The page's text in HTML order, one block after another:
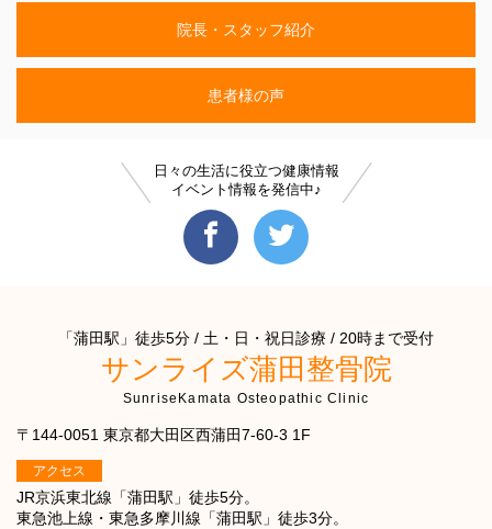
院長・スタッフ紹介
患者様の声
日々の生活に役立つ健康情報
イベント情報を発信中♪
「蒲田駅」徒歩5分 / 土・日・祝日診療 / 20時まで受付
サンライズ蒲田整骨院
SunriseKamata Osteopathic Clinic
〒144-0051 東京都大田区西蒲田7-60-3 1F
アクセス
JR京浜東北線「蒲田駅」徒歩5分。
東急池上線・東急多摩川線「蒲田駅」徒歩3分。